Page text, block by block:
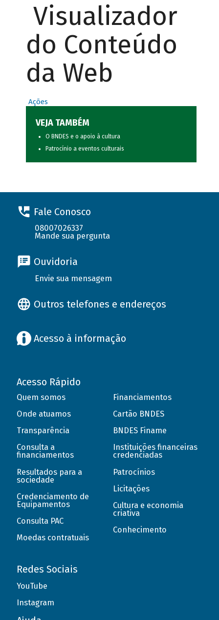
Visualizador
do Conteúdo
da Web
Ações
VEJA TAMBÉM
O BNDES e o apoio à cultura
Patrocínio a eventos culturais
Fale Conosco
08007026337
Mande sua pergunta
Ouvidoria
Envie sua mensagem
Outros telefones e endereços
Acesso à informação
Acesso Rápido
Quem somos
Onde atuamos
Transparência
Consulta a
financiamentos
Resultados para a
sociedade
Credenciamento de
Equipamentos
Consulta PAC
Moedas contratuais
Financiamentos
Cartão BNDES
BNDES Finame
Instituições financeiras
credenciadas
Patrocínios
Licitações
Cultura e economia
criativa
Conhecimento
Redes Sociais
YouTube
Instagram